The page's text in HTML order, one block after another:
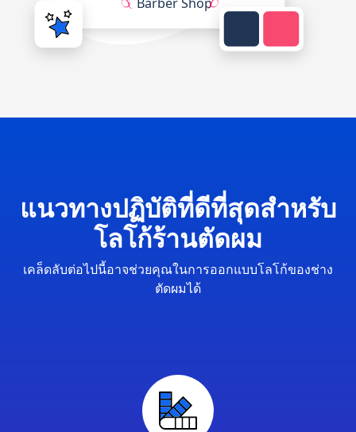
แนวทางปฏิบัติที่ดีที่สุดสำหรับ
โลโก้ร้านตัดผม
เคล็ดลับต่อไปนี้อาจช่วยคุณในการออกแบบโลโก้ของช่าง
ตัดผมได้